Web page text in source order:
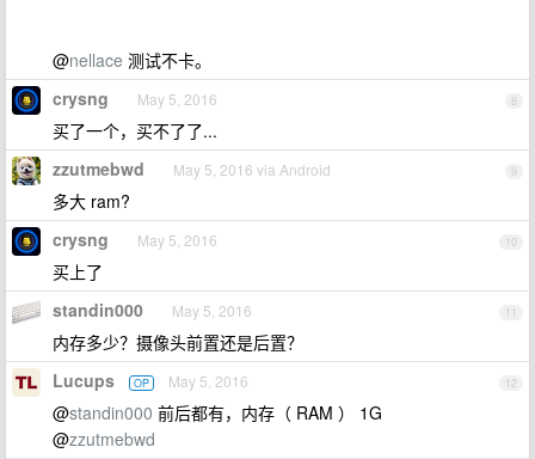
@nellace 测试不卡。
8
crysng May 5, 2016
买了一个，买不了了...
9
zzutmebwd May 5, 2016 via Android
多大 ram?
10
crysng May 5, 2016
买上了
11
standin000 May 5, 2016
内存多少？摄像头前置还是后置？
12
Lucups OP May 5, 2016
@standin000 前后都有，内存（ RAM ） 1G
@zzutmebwd